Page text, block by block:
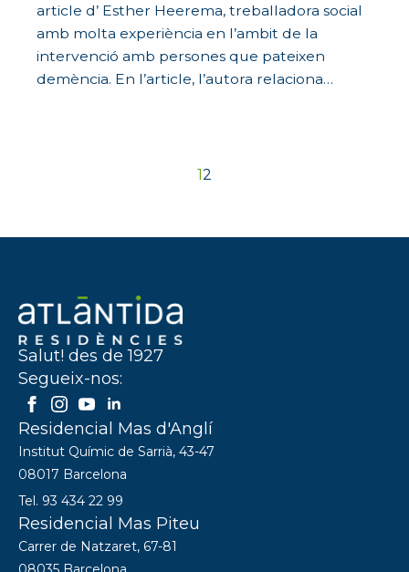
article d’ Esther Heerema, treballadora social
amb molta experiència en l’ambit de la
intervenció amb persones que pateixen
demència. En l’article, l’autora relaciona…
12
Salut! des de 1927
Segueix-nos:
Residencial Mas d'Anglí
Institut Químic de Sarrià, 43-47
08017 Barcelona
Tel. 93 434 22 99
Residencial Mas Piteu
Carrer de Natzaret, 67-81